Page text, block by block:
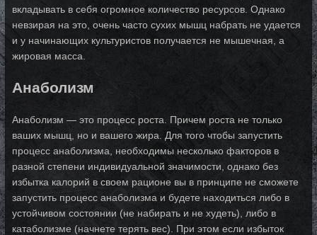
вкладывать в себя огромное количество ресурсов. Однако
невзирая на это, очень часто сухих мышц набрать не удается
и у начинающих культуристов получается не мышечная, а
жировая масса.
Анаболизм
Анаболизм — это процесс роста. Причем роста не только
ваших мышц, но и вашего жира. Для того чтобы запустить
процесс анаболизма, необходимы несколько факторов в
разной степени индивидуальной значимости, однако без
избытка калорий в своем рационе вы в принципе не сможете
запустить процесс анаболизма и будете находиться либо в
устойчивом состоянии (не набирать и не худеть), либо в
катаболизме (начнете терять вес). При этом если избыток